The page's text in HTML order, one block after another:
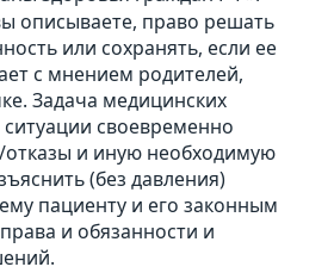
описываете, право решать
или сохранять, если ее
с мнением родителей,
Задача медицинских
своевременно
и иную необходимую
(без давления)
пациенту и его законным
и обязанности и